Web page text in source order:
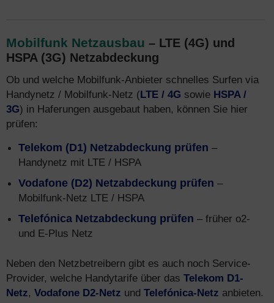
Mobilfunk Netzausbau – LTE (4G) und
HSPA (3G) Netzabdeckung
Ob und welche Mobilfunk-Anbieter schnelles Surfen via
Handynetz / Mobilfunk-Netz (LTE / 4G sowie HSPA /
3G) in Haferungen ausgebaut haben, können Sie hier
prüfen:
Telekom (D1) Netzabdeckung prüfen –
Handynetz mit LTE / HSPA
Vodafone (D2) Netzabdeckung prüfen –
Mobilfunk-Netz LTE / HSPA
Telefónica Netzabdeckung prüfen – früher o2-
und E-Plus Netz
Neben den Netzbetreibern gibt es auch noch Service-
Provider, welche Handytarife über das Telekom D1-
Netz, Vodafone D2-Netz und Telefónica-Netz anbieten.